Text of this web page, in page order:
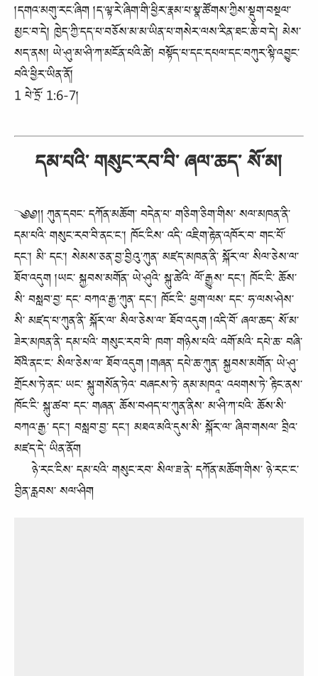
།དགའ་མགུ་རང་ཞིག །ད་ལྟ་རེ་ཞིག་གི་ཕྱིར་རྣམ་པ་སྣ་ཚོགས་ཀྱིས་སྡུག་བསྔལ་
མྱང་བ་དེ། ཁྱེད་ཀྱི་དད་པ་བཅོས་མ་མ་ཡིན་པ་གསེར་ལས་རིན་ཐང་ཆེ་བ་དེ། མེས་
སད་ནས། ཡེ་ཤུ་མ་ཤི་ཀ་མངོན་པའི་ཚེ། བསྟོད་པ་དང་དཔལ་དང་བཀུར་སྟི་འབྱུང་
བའི་ཕྱིར་ཡིན་ནོ།
1 པེ་ཏྲོ་ 1:6-7།
དམ་པའི་ གསུང་རབ་བི་ ཞལ་ཆད་ སོ་མ།
༄༅༎ ཀུན་དབང་ དཀོན་མཆོག་ བདེན་པ་ གཅིག་ཅིག་གིས་ སལ་མཁན་ནི་
དམ་པའི་ གསུང་རབ་བི་ནང་ང་། ཁོང་ངིས་ འདི་ འཇིག་རྟེན་འཁོར་བ་ གང་པོ་
དང་། མི་ དང་། སེམས་ཅན་བྱ་བྱིའུ་ཀུན་ མཛད་མཁན་ནི་ སྐོར་ལ་ སིལ་ཅེས་ལ་
ཐོབ་འདུག །ཡང་ སྐྱབས་མགོན་ ཡེ་ཤུའི་ སྐུ་ཚེའི་ ལོ་རྒྱུས་ དང་། ཁོང་ངི་ ཆོས་
སི་ བསླབ་བྱ་ དང་ བཀའ་རྒྱ་ཀུན་ དང་། ཁོང་ངི་ ཕྱག་ལས་ དང་ ཧ་ལས་ཤེས་
སི་ མཛད་པ་ཀུན་ནི་ སྐོར་ལ་ སིལ་ཅེས་ལ་ ཐོབ་འདུག །འདི་བོ་ ཞལ་ཆད་ སོ་མ་
ཟེར་མཁན་ནི་ དམ་པའི་ གསུང་རབ་བི་ ཁག་ གཉིས་པའི་ འགོ་མའི་ དཔེ་ཆ་ བཞི་
བོའི་ནང་ང་ སིལ་ཅེས་ལ་ ཐོབ་འདུག །གཞན་ དཔེ་ཆ་ཀུན་ སྐྱབས་མགོན་ ཡེ་ཤུ་
གྲོངས་ཏེ་ནང་ ཡང་ སྐུ་གསོན་ཏེའ་ བཞངས་ཏེ་ ནམ་མཁའཱ་ འཕགས་ཏེ་ རྟིང་ནས་
ཁོང་ངི་ སྐུ་ཚབ་ དང་ གཞན་ ཆོས་བཤད་པ་ཀུན་ནིས་ མ་ཤི་ཀ་པའི་ ཆོས་སི་
བཀའ་རྒྱ་ དང་། བསླབ་བྱ་ དང་། མཐའ་མའི་དུས་སི་ སྐོར་ལ་ ཞིབ་གསལ་ བྲིའ་
མཛད་དེ་ ཡིན་ནོག
ཉེ་རང་ངིས་ དམ་པའི་ གསུང་རབ་ སིལ་ཟ་ནེ་ དཀོན་མཆོག་གིས་ ཉེ་རང་ང་
བྱིན་རླབས་ སལ་ཤིག